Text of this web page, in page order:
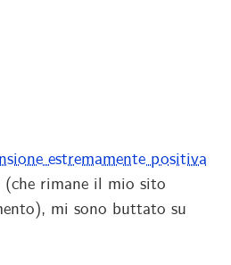
estremamente positiva
rimane il mio sito
mi sono buttato su